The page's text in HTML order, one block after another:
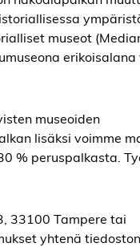
museot
erikoisalana
museoiden
lisäksi voimme
% peruspalkasta.
33100 Tampere tai
yhtenä